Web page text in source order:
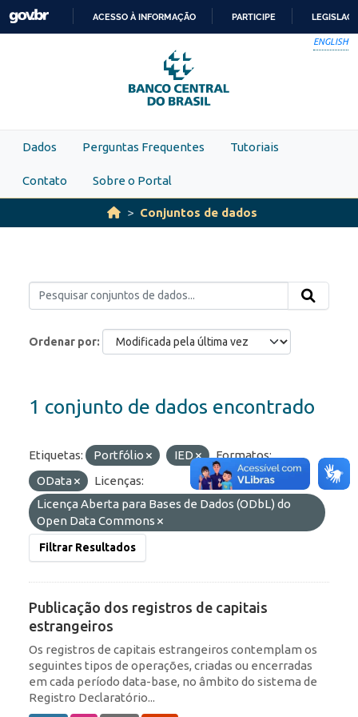
Skip to main content
PARA
O
CONTEÚDO
ACESSO À INFORMAÇÃO PARTICIPE
ENGLISH
Dados Perguntas Frequentes Tutoriais
Contato Sobre o Portal
Conjuntos de dados
Ordenar por
1 conjunto de dados encontrado
Etiquetas: Portfólio IED
Formatos:
OData
Licenças:
Licença Aberta para Bases de Dados (ODbL) do
Open Data Commons
Filtrar Resultados
Publicação dos registros de capitais
estrangeiros
Os registros de capitais estrangeiros contemplam os
seguintes tipos de operações, criadas ou encerradas
em cada período data-base, no âmbito do sistema de
Registro Declaratório...